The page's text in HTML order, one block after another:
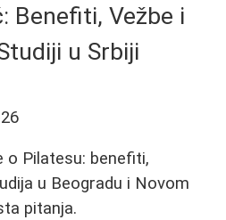
Benefiti, Vežbe i
u Srbiji
o Pilatesu: benefiti,
u Beogradu i Novom
pitanja.